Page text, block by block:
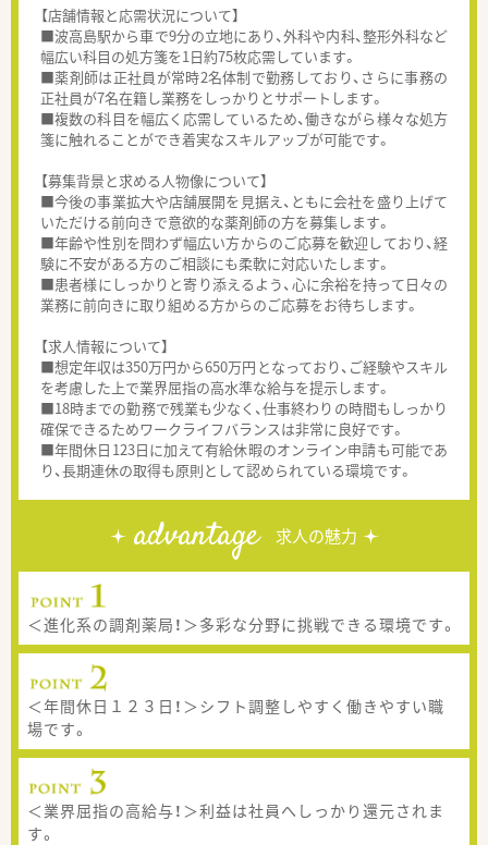
【店舗情報と応需状況について】
■波高島駅から車で9分の立地にあり、外科や内科、整形外科など
幅広い科目の処方箋を1日約75枚応需しています。
■薬剤師は正社員が常時2名体制で勤務しており、さらに事務の
正社員が7名在籍し業務をしっかりとサポートします。
■複数の科目を幅広く応需しているため、働きながら様々な処方
箋に触れることができ着実なスキルアップが可能です。
【募集背景と求める人物像について】
■今後の事業拡大や店舗展開を見据え、ともに会社を盛り上げて
いただける前向きで意欲的な薬剤師の方を募集します。
■年齢や性別を問わず幅広い方からのご応募を歓迎しており、経
験に不安がある方のご相談にも柔軟に対応いたします。
■患者様にしっかりと寄り添えるよう、心に余裕を持って日々の
業務に前向きに取り組める方からのご応募をお待ちします。
【求人情報について】
■想定年収は350万円から650万円となっており、ご経験やスキル
を考慮した上で業界屈指の高水準な給与を提示します。
■18時までの勤務で残業も少なく、仕事終わりの時間もしっかり
確保できるためワークライフバランスは非常に良好です。
■年間休日123日に加えて有給休暇のオンライン申請も可能であ
り、長期連休の取得も原則として認められている環境です。
advantage 求人の魅力
＜進化系の調剤薬局！＞多彩な分野に挑戦できる環境です。
＜年間休日１２３日！＞シフト調整しやすく働きやすい職
場です。
＜業界屈指の高給与！＞利益は社員へしっかり還元されま
す。